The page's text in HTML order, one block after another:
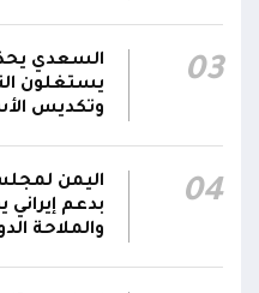
03
السعدي
يستغلون
وتكديس
04
اليمن
بدعم
والملاحة